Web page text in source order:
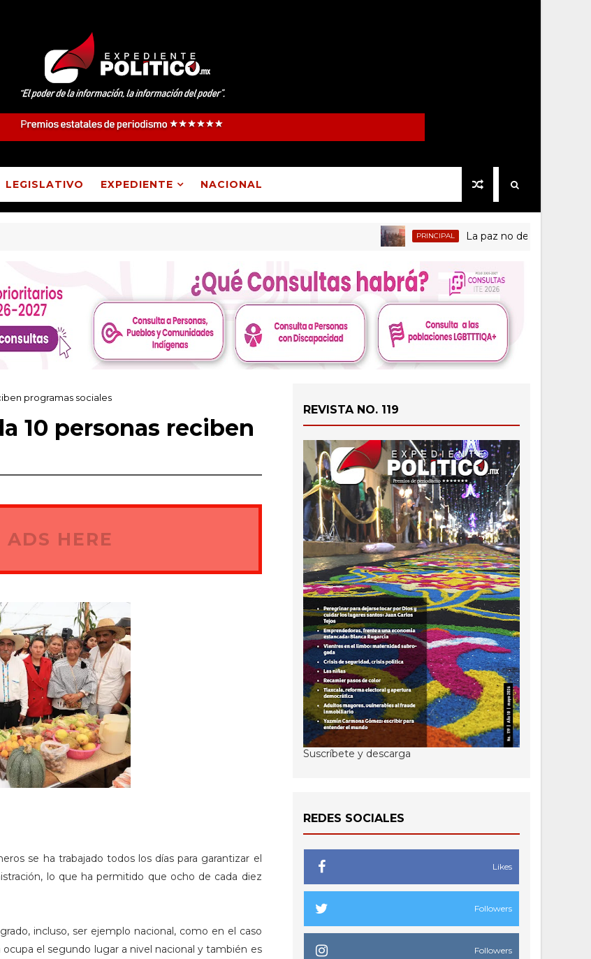
LEGISLATIVO EXPEDIENTE NACIONAL
PRINCIPAL La paz no depende solo de las
programas sociales
10 personas reciben
ADS HERE
se ha trabajado todos los días para garantizar el
lo que ha permitido que ocho de cada diez
incluso, ser ejemplo nacional, como en el caso
el segundo lugar a nivel nacional y también es
REVISTA NO. 119
Suscríbete y descarga
REDES SOCIALES
Likes
Followers
Followers